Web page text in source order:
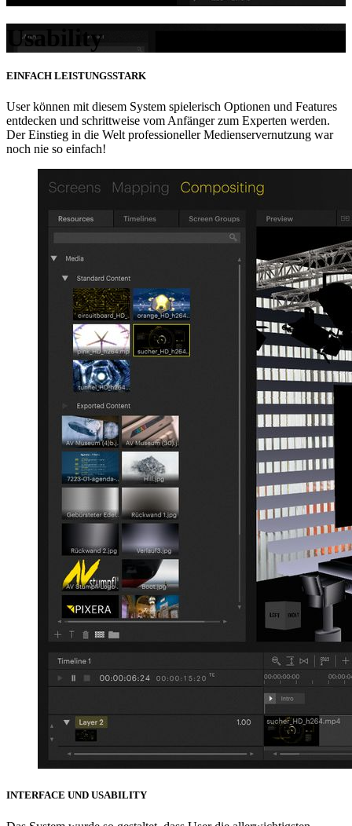
Usability
EINFACH LEISTUNGSSTARK
User können mit diesem System spielerisch Optionen und Features
entdecken und schrittweise vom Anfänger zum Experten werden.
Der Einstieg in die Welt professioneller Medienservernutzung war
noch nie so einfach!
INTERFACE UND USABILITY